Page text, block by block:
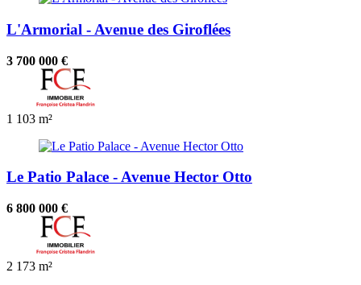
L'Armorial - Avenue des Giroflées
3 700 000 €
1 103 m²
Le Patio Palace - Avenue Hector Otto
6 800 000 €
2 173 m²